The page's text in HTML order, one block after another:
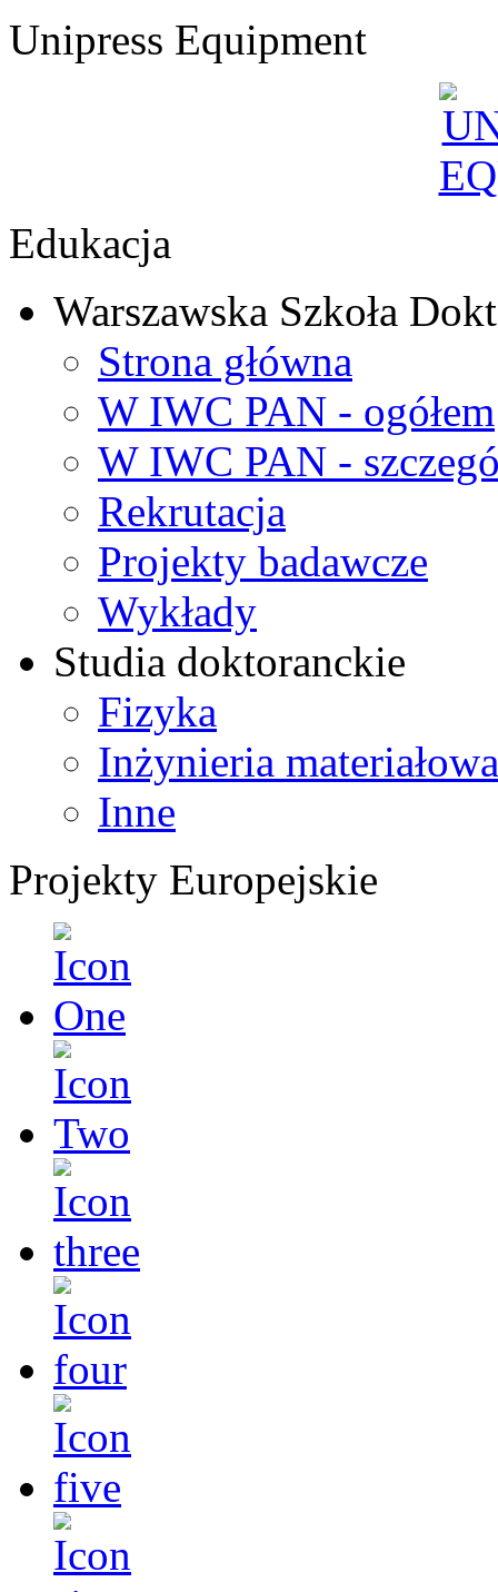
Unipress Equipment
Edukacja
Warszawska Szkoła
Strona główna
W IWC PAN - ogółem
W IWC PAN -
Rekrutacja
Projekty badawcze
Wykłady
Studia doktoranckie
Fizyka
Inżynieria materiałowa
Inne
Projekty Europejskie